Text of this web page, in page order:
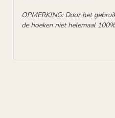
OPMERKING: Door het
de hoeken niet helemaal